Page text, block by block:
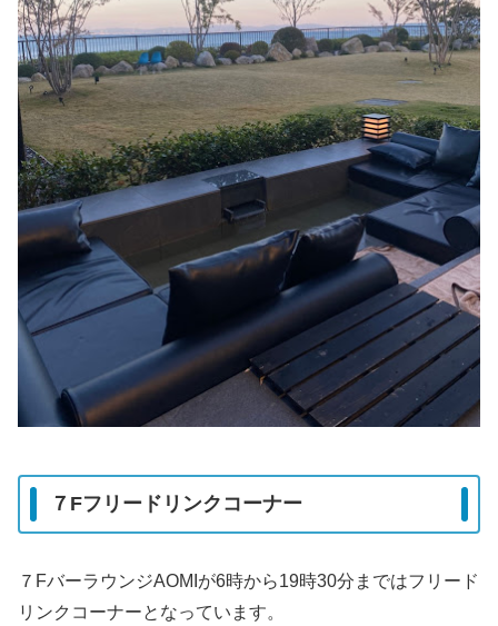
７Fフリードリンクコーナー
７FバーラウンジAOMIが6時から19時30分まではフリード
リンクコーナーとなっています。